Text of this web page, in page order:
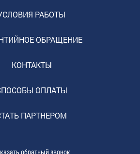
РАБОТЫ
ОБРАЩЕНИЕ
КОНТАКТЫ
ОПЛАТЫ
ПАРТНЕРОМ
обратный звонок